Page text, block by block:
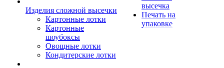
Изделия сложной высечки
Картонные лотки
Картонные
шоубоксы
Овощные лотки
Кондитерские лотки
высечка
Печать на
упаковке